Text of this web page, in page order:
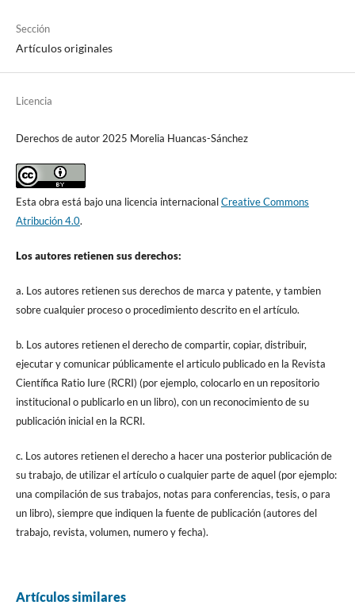
Sección
Artículos originales
Licencia
Derechos de autor 2025 Morelia Huancas-Sánchez
Esta obra está bajo una licencia internacionalCreative Commons
Atribución 4.0.
Los autores retienen sus derechos:
a. Los autores retienen sus derechos de marca y patente, y tambien
sobre cualquier proceso o procedimiento descrito en el artículo.
b. Los autores retienen el derecho de compartir, copiar, distribuir,
ejecutar y comunicar públicamente el articulo publicado en la Revista
Científica Ratio Iure (RCRI) (por ejemplo, colocarlo en un repositorio
institucional o publicarlo en un libro), con un reconocimiento de su
publicación inicial en la RCRI.
c. Los autores retienen el derecho a hacer una posterior publicación de
su trabajo, de utilizar el artículo o cualquier parte de aquel (por ejemplo:
una compilación de sus trabajos, notas para conferencias, tesis, o para
un libro), siempre que indiquen la fuente de publicación (autores del
trabajo, revista, volumen, numero y fecha).
Artículos similares